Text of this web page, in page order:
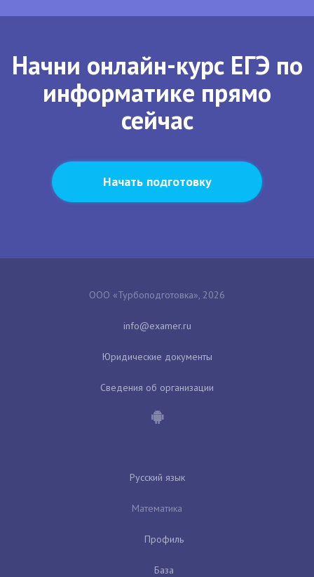
Начни онлайн-курс ЕГЭ по
информатике прямо
сейчас
Начать подготовку
ООО «Турбоподготовка», 2026
Юридические документы
Сведения об организации
Русский язык
Математика
Профиль
База